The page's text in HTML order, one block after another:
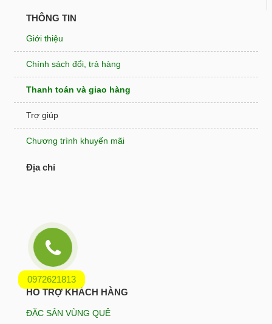
0972621813
THÔNG TIN
Giới thiệu
Chính sách đổi, trả hàng
Thanh toán và giao hàng
Trợ giúp
Chương trình khuyến mãi
Địa chỉ
HỖ TRỢ KHÁCH HÀNG
ĐẶC SẢN VÙNG QUÊ